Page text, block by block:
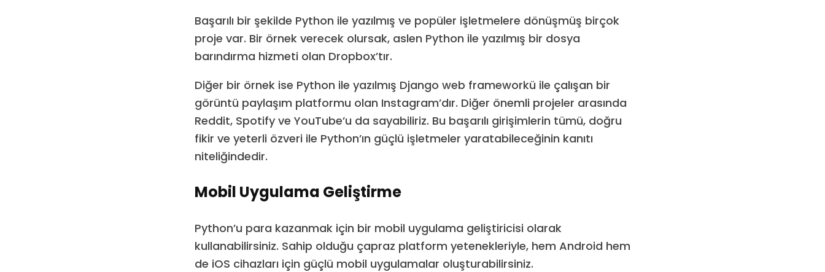
Başarılı bir şekilde Python ile yazılmış ve popüler işletmelere dönüşmüş birçok
proje var. Bir örnek verecek olursak, aslen Python ile yazılmış bir dosya
barındırma hizmeti olan Dropbox’tır.
Diğer bir örnek ise Python ile yazılmış Django web frameworkü ile çalışan bir
görüntü paylaşım platformu olan Instagram’dır. Diğer önemli projeler arasında
Reddit, Spotify ve YouTube’u da sayabiliriz. Bu başarılı girişimlerin tümü, doğru
fikir ve yeterli özveri ile Python’ın güçlü işletmeler yaratabileceğinin kanıtı
niteliğindedir.
Mobil Uygulama Geliştirme
Python’u para kazanmak için bir mobil uygulama geliştiricisi olarak
kullanabilirsiniz. Sahip olduğu çapraz platform yetenekleriyle, hem Android hem
de iOS cihazları için güçlü mobil uygulamalar oluşturabilirsiniz.